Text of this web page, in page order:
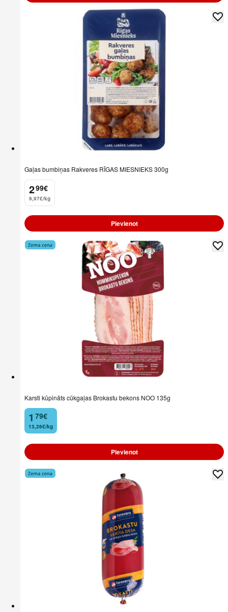
Gaļas bumbiņas Rakveres RĪGAS MIESNIEKS 300g
2
. 99€
9,97€/kg
Pievienot
Karsti kūpināts cūkgaļas Brokastu bekons NOO 135g
1
. 79€
13,26€/kg
Pievienot